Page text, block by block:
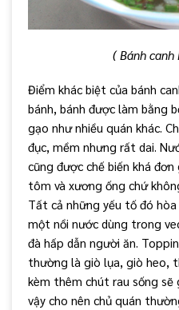
( Bánh
Điểm khác biệt của bánh
bánh, bánh được làm bằng
gạo như nhiều quán khác.
đục, mềm nhưng rất dai.
cũng được chế biến khá
tôm và xương ống chứ
Tất cả những yếu tố đó
một nồi nước dùng trong
đà hấp dẫn người ăn.
thường là giò lụa, giò heo,
kèm thêm chút rau sống
vậy cho nên chủ quán